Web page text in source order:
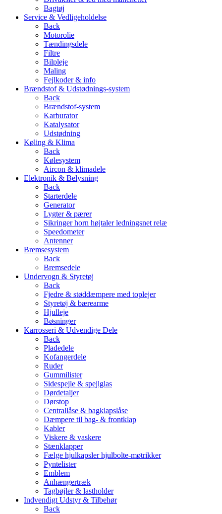
Bagtøj
Service & Vedligeholdelse
Back
Motorolie
Tændingsdele
Filtre
Bilpleje
Maling
Fejlkoder & info
Brændstof & Udstødnings-system
Back
Brændstof-system
Karburator
Katalysator
Udstødning
Køling & Klima
Back
Kølesystem
Aircon & klimadele
Elektronik & Belysning
Back
Starterdele
Generator
Lygter & pærer
Sikringer horn højtaler ledningsnet relæ
Speedometer
Antenner
Bremsesystem
Back
Bremsedele
Undervogn & Styretøj
Back
Fjedre & støddæmpere med toplejer
Styretøj & bærearme
Hjulleje
Bøsninger
Karrosseri & Udvendige Dele
Back
Pladedele
Kofangerdele
Ruder
Gummilister
Sidespejle & spejlglas
Dørdetaljer
Dørstop
Centrallåse & bagklapslåse
Dæmpere til bag- & frontklap
Kabler
Viskere & vaskere
Stænklapper
Fælge hjulkapsler hjulbolte-møtrikker
Pyntelister
Emblem
Anhængertræk
Tagbøjler & lastholder
Indvendigt Udstyr & Tilbehør
Back